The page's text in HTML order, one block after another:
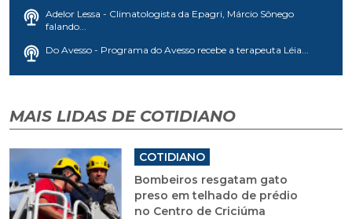
Adelor Lessa - Climatologista da Epagri, Márcio Sônego
falando...
Do Avesso - Programa do Avesso recebe a terapeuta Léia...
MAIS LIDAS DE COTIDIANO
COTIDIANO
Bombeiros resgatam gato
preso em telhado de prédio
no Centro de Criciúma